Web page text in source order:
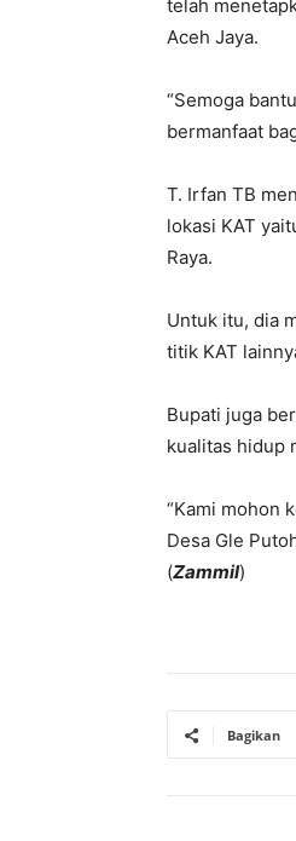
telah
Aceh Jaya.
“Semoga
bermanfaat
T. Irfan TB
lokasi KAT
Raya.
Untuk itu, dia
titik KAT
Bupati juga
kualitas hidup
“Kami mohon
Desa Gle
(Zammil)
Bagikan